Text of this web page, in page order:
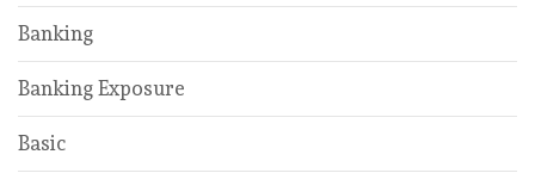
Banking
Banking Exposure
Basic